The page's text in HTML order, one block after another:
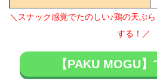
＼スナック感覚でたのしい♪鶏の天ぷ
する！／
【PAKU MOGU